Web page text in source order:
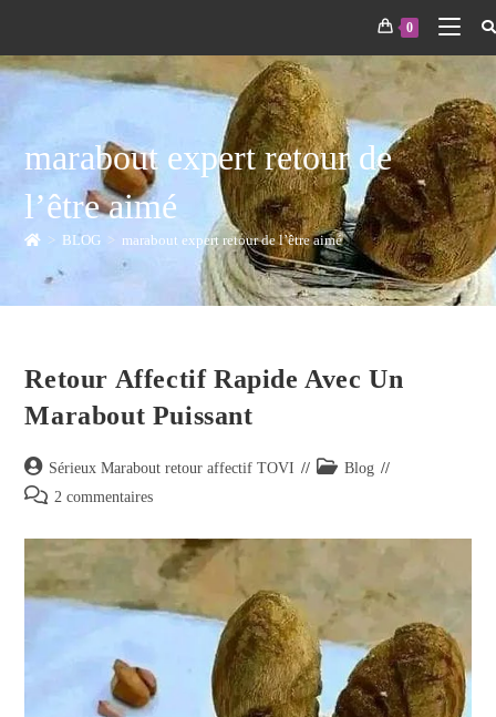
0
marabout expert retour de
l’être aimé
> BLOG > marabout expert retour de l’être aimé
Retour Affectif Rapide Avec Un
Marabout Puissant
Sérieux Marabout retour affectif TOVI
Blog
2 commentaires